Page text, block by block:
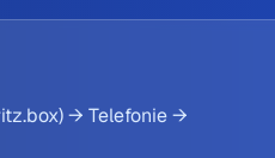
→ Telefonie →